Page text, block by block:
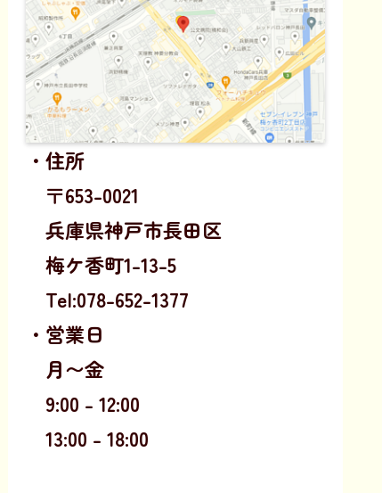
・住所
〒653-0021
兵庫県神戸市長田区
梅ケ香町1-13-5
Tel:078-652-1377
・営業日
月〜金
9:00 - 12:00
13:00 - 18:00